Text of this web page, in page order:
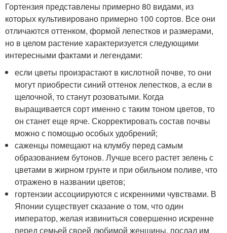
Гортензия представлены примерно 80 видами, из
которых культивировано примерно 100 сортов. Все они
отличаются оттенком, формой лепестков и размерами,
но в целом растение характеризуется следующими
интересными фактами и легендами:
если цветы произрастают в кислотной почве, то они
могут приобрести синий оттенок лепестков, а если в
щелочной, то станут розоватыми. Когда
выращивается сорт именно с таким тоном цветов, то
он станет еще ярче. Скорректировать состав почвы
можно с помощью особых удобрений;
саженцы помещают на клумбу перед самым
образованием бутонов. Лучше всего растет зелень с
цветами в жирном грунте и при обильном поливе, что
отражено в названии цветов;
гортензии ассоциируются с искренними чувствами. В
Японии существует сказание о том, что один
император, желая извиниться совершенно искренне
перед семьей своей любимой женщины, послал им